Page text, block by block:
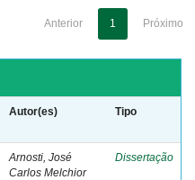
Anterior 1 Próximo
Autor(es) Tipo
Arnosti, José
Carlos Melchior
Dissertação